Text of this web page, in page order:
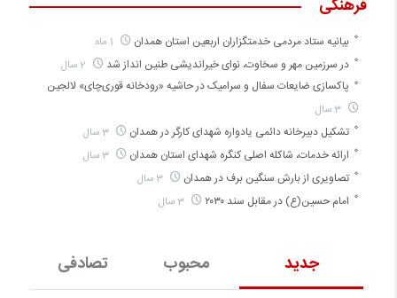
جدید محبوب تصادفی
فرهنگی
بیانیه ستاد مردمی خدمتگزاران اربعین استان همدان
در سرزمین مهر و سخاوت، نوای خیراندیشی طنین انداز شد
پاکسازی ضایعات سفال و سرامیک در حاشیه «رودخانه قوری‌چای» لالجین
3 سال
تشکیل دبیرخانه دائمی یادواره شهدای کارگر در همدان 3 سال
ارائه خدمات، شاکله اصلی کنگره شهدای استان همدان 3 سال
تصاویری از بارش سنگین برف در همدان 3 سال
امام حسین(ع) در مقابل سند ۲۰۳۰ 3 سال